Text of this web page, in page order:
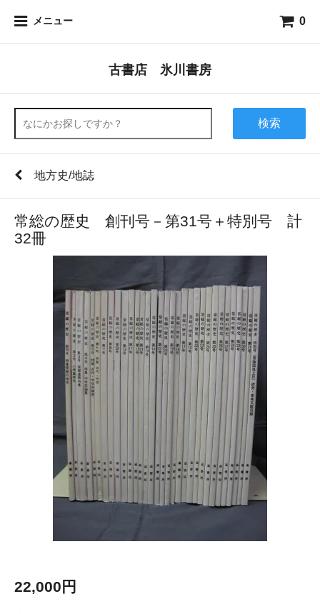
メニュー 0
古書店 氷川書房
検索
地方史/地誌
常総の歴史 創刊号－第31号＋特別号 計
32冊
22,000円